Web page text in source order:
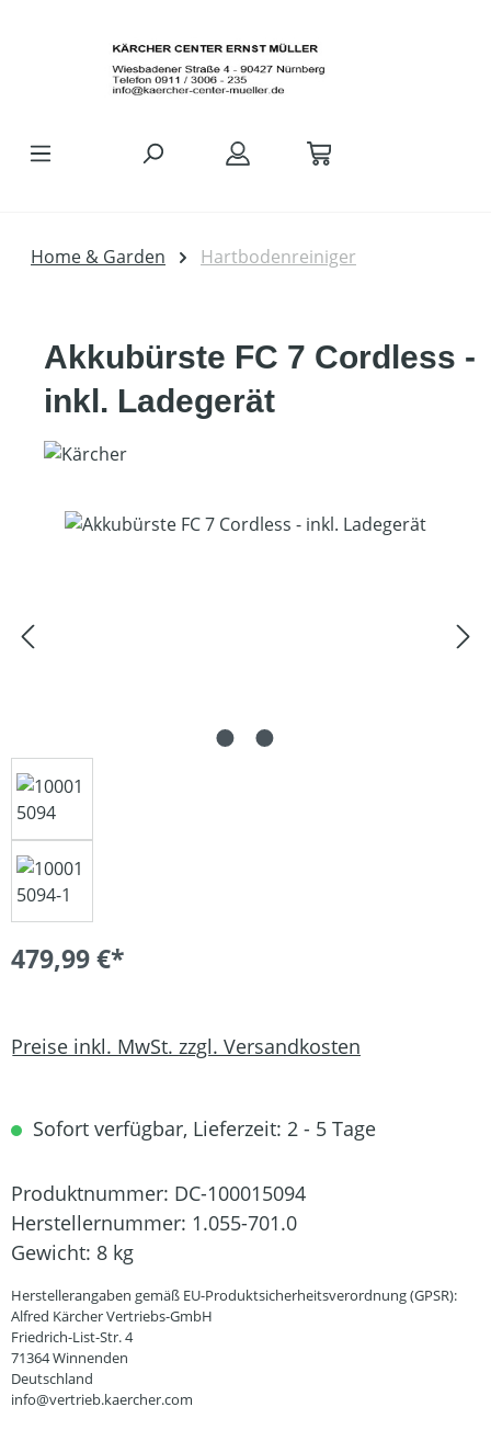
Home & Garden Hartbodenreiniger
Akkubürste FC 7 Cordless -
inkl. Ladegerät
Bildergalerie überspringen
479,99 €*
Preise inkl. MwSt. zzgl. Versandkosten
Sofort verfügbar, Lieferzeit: 2 - 5 Tage
Produktnummer: DC-100015094
Herstellernummer: 1.055-701.0
Gewicht: 8 kg
Herstellerangaben gemäß EU-Produktsicherheitsverordnung (GPSR):
Alfred Kärcher Vertriebs-GmbH
Friedrich-List-Str. 4
71364 Winnenden
Deutschland
info@vertrieb.kaercher.com